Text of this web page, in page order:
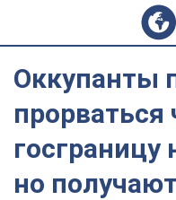
Оккупанты
прорваться
но